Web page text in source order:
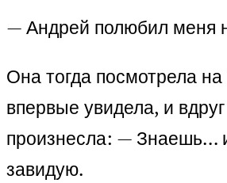
— Андрей полюбил меня
Она тогда посмотрела
впервые увидела, и
произнесла: — Знаешь…
завидую.